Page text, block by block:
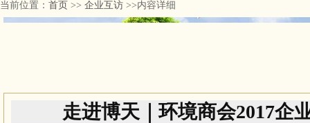
当前位置： 首页 >> 企业互访 >>内容详细
走进博天｜环境商会2017企